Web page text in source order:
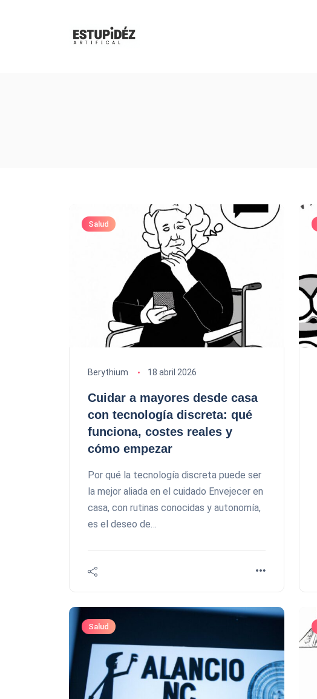
Salud
Berythium 18 abril 2026
Cuidar a mayores desde casa
con tecnología discreta: qué
funciona, costes reales y
cómo empezar
Por qué la tecnología discreta puede ser
la mejor aliada en el cuidado Envejecer en
casa, con rutinas conocidas y autonomía,
es el deseo de…
Salud